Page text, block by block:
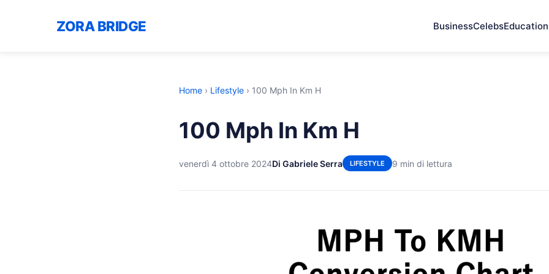
ZORA BRIDGE BusinessCelebsEducation
Home › Lifestyle › 100 Mph In Km H
100 Mph In Km H
venerdì 4 ottobre 2024Di Gabriele Serra LIFESTYLE 9 min di lettura